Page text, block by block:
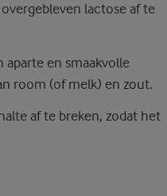
lactose af te
aparte en smaakvolle
room (of melk) en zout.
af te breken, zodat het